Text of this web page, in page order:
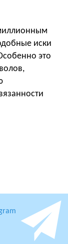
иски
это